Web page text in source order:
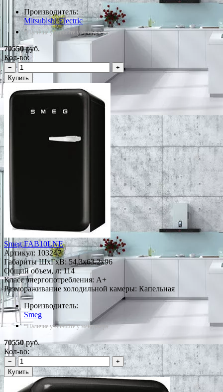
Производитель:
Mitsubishi Electric
*Наличие уточняйте у менеджера
70550руб.
Кол-во:
−
+
Купить
Smeg FAB10LNE
Артикул: 103247
Габариты ШxГxВ: 54.3x63.2x96
Общий объем, л: 114
Класс энергопотребления: A+
Размораживание холодильной камеры: Капельная
Производитель:
Smeg
*Наличие уточняйте у менеджера
70550руб.
Кол-во:
−
+
Купить